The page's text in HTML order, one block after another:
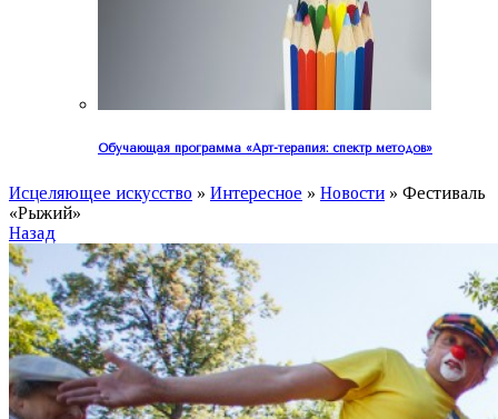
Обучающая программа «Арт-терапия: спектр методов»
Исцеляющее искусство » Интересное » Новости » Фестиваль
«Рыжий»
Назад